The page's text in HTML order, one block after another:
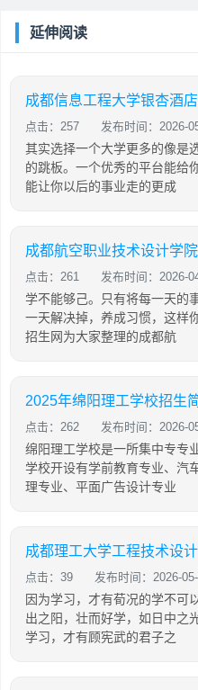
延伸阅读
点击：257 发布时间：2026-
其实选择一个大学更多的像是
的跳板。一个优秀的平台能给
能让你以后的事业走的更成
成都航空职业技术设计学
点击：261 发布时间：2026-
学不能够己。只有将每一天的
一天解决掉，养成习惯，这样
招生网为大家整理的成都航
2025年绵阳理工学校招生
点击：262 发布时间：2026-
绵阳理工学校是一所集中专专
学校开设有学前教育专业、汽
理专业、平面广告设计专业
成都理工大学工程技术设
点击：39 发布时间：2026-
因为学习，才有荀况的学不可
出之阳，壮而好学，如日中之
学习，才有顾宪武的君子之